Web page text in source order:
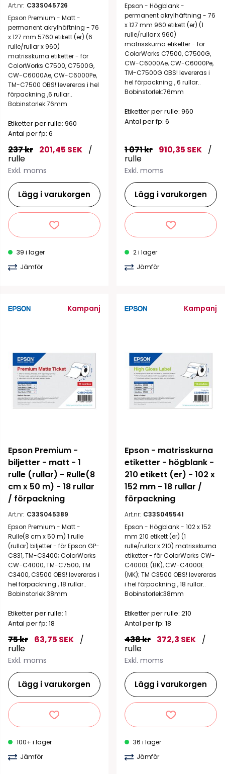
Art.nr: C33S045726
Epson Premium - Matt -
permanent akrylhäftning - 76
x 127 mm 5760 etikett (er) (6
rulle/rullar x 960)
matrisskurna etiketter - för
ColorWorks C7500, C7500G,
CW-C6000Ae, CW-C6000Pe,
TM-C7500 OBS! levereras i hel
förpackning ,6 rullar..
Bobinstorlek:76mm
Etiketter per rulle: 960
Antal per fp: 6
237 kr 201,45 SEK /
rulle
Exkl. moms
Lägg i varukorgen
39 i lager
Jämför
Epson - Högblank -
permanent akrylhäftning - 76
x 127 mm 960 etikett (er) (1
rulle/rullar x 960)
matrisskurna etiketter - för
ColorWorks C7500, C7500G,
CW-C6000Ae, CW-C6000Pe,
TM-C7500G OBS! levereras i
hel förpackning , 6 rullar..
Bobinstorlek:76mm
Etiketter per rulle: 960
Antal per fp: 6
1 071 kr 910,35 SEK /
rulle
Exkl. moms
Lägg i varukorgen
2 i lager
Jämför
Kampanj
Epson Premium -
biljetter - matt - 1
rulle (rullar) - Rulle(8
cm x 50 m) - 18 rullar
/ förpackning
Art.nr: C33S045389
Epson Premium - Matt -
Rulle(8 cm x 50 m) 1 rulle
(rullar) biljetter - för Epson GP-
C831, TM-C3400; ColorWorks
CW-C4000, TM-C7500; TM
C3400, C3500 OBS! levereras i
hel förpackning , 18 rullar..
Bobinstorlek:38mm
Etiketter per rulle: 1
Antal per fp: 18
75 kr 63,75 SEK /
rulle
Exkl. moms
Lägg i varukorgen
100+ i lager
Jämför
Kampanj
Epson - matrisskurna
etiketter - högblank -
210 etikett (er) - 102 x
152 mm - 18 rullar /
förpackning
Art.nr: C33S045541
Epson - Högblank - 102 x 152
mm 210 etikett (er) (1
rulle/rullar x 210) matrisskurna
etiketter - för ColorWorks CW-
C4000E (BK), CW-C4000E
(MK); TM C3500 OBS! levereras
i hel förpackning , 18 rullar..
Bobinstorlek:38mm
Etiketter per rulle: 210
Antal per fp: 18
438 kr 372,3 SEK /
rulle
Exkl. moms
Lägg i varukorgen
36 i lager
Jämför